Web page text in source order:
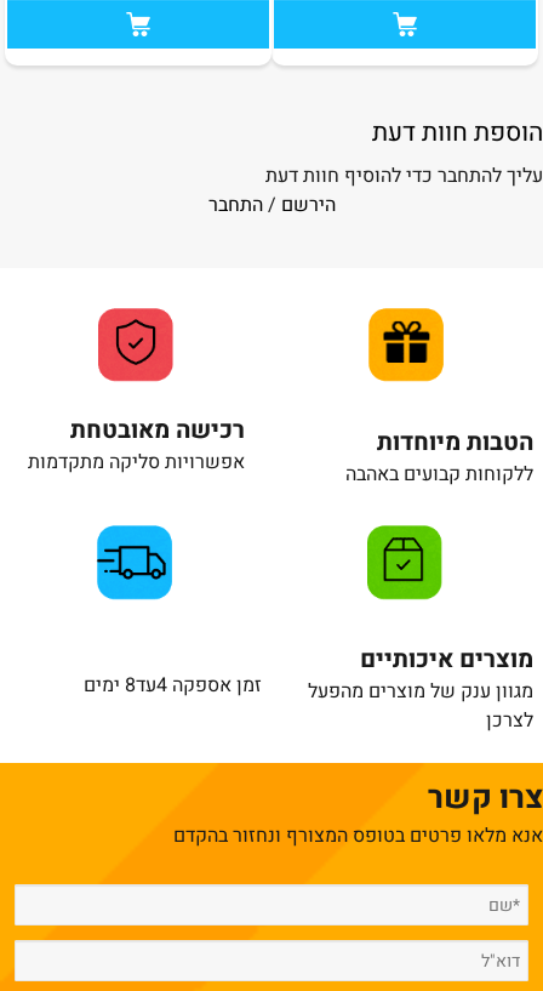
הוספת חוות דעת
עליך להתחבר כדי להוסיף חוות דעת
הירשם /התחבר
הטבות מיוחדות
ללקוחות קבועים באהבה
רכישה מאובטחת
אפשרויות סליקה מתקדמות
מוצרים איכותיים
מגוון ענק של מוצרים מהפעל
לצרכן
זמן אספקה 4עד8 ימים
צרו קשר
אנא מלאו פרטים בטופס המצורף ונחזור בהקדם